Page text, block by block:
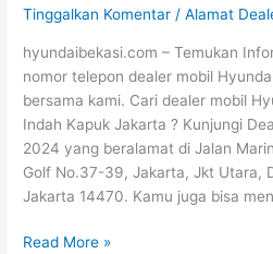
Tinggalkan Komentar /Alamat
hyundaibekasi.com – Temukan
nomor telepon dealer mobil
bersama kami. Cari dealer mobil
Indah Kapuk Jakarta ? Kunjungi
2024 yang beralamat di Jalan
Golf No.37-39, Jakarta, Jkt Utara,
Jakarta 14470. Kamu juga bisa
Read More »